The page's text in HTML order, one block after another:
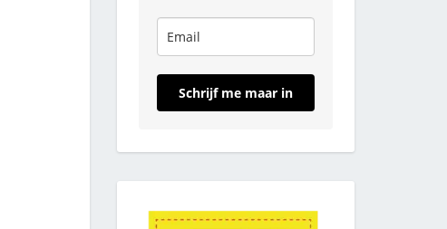
Schrijf me maar in